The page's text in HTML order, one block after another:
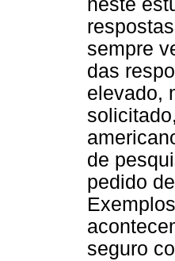
neste
sempre
das
elevado,
de
pedido
seguro